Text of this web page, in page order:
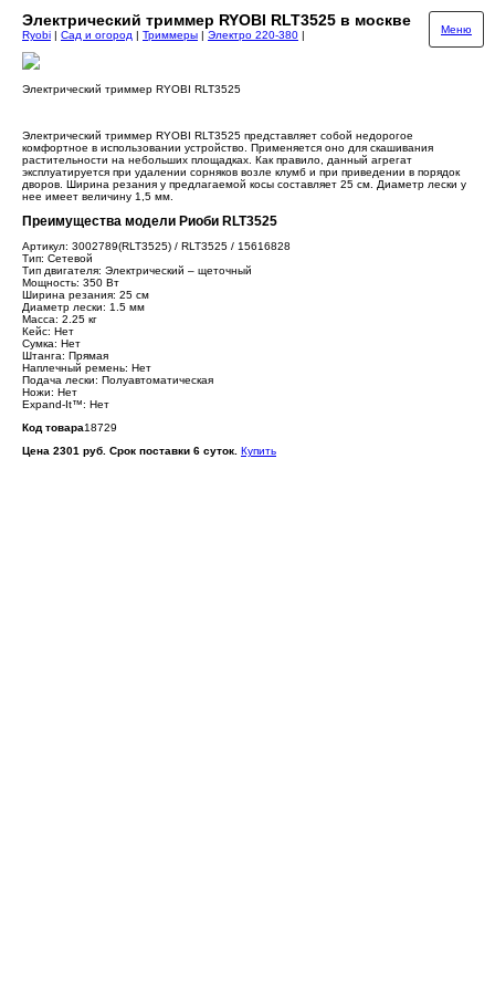
Электрический триммер RYOBI RLT3525 в москве
Меню
Ryobi | Сад и огород | Триммеры | Электро 220-380 |
Электрический триммер RYOBI RLT3525
Электрический триммер RYOBI RLT3525 представляет собой недорогое
комфортное в использовании устройство. Применяется оно для скашивания
растительности на небольших площадках. Как правило, данный агрегат
эксплуатируется при удалении сорняков возле клумб и при приведении в порядок
дворов. Ширина резания у предлагаемой косы составляет 25 см. Диаметр лески у
нее имеет величину 1,5 мм.
Преимущества модели Риоби RLT3525
Артикул: 3002789(RLT3525) / RLT3525 / 15616828
Тип: Сетевой
Тип двигателя: Электрический – щеточный
Мощность: 350 Вт
Ширина резания: 25 см
Диаметр лески: 1.5 мм
Масса: 2.25 кг
Кейс: Нет
Сумка: Нет
Штанга: Прямая
Наплечный ремень: Нет
Подача лески: Полуавтоматическая
Ножи: Нет
Expand-It™: Нет
Код товара18729
Цена 2301 руб. Срок поставки 6 суток. Купить